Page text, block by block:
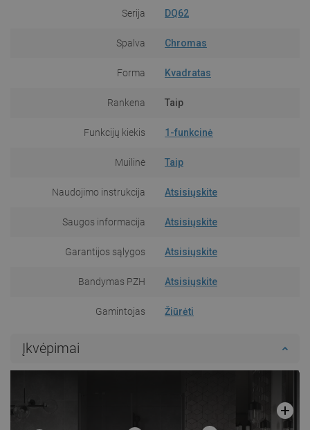
Serija DQ62
Spalva Chromas
Forma Kvadratas
Rankena Taip
Funkcijų kiekis 1-funkcinė
Muilinė Taip
Naudojimo instrukcija Atsisiųskite
Saugos informacija Atsisiųskite
Garantijos sąlygos Atsisiųskite
Bandymas PZH Atsisiųskite
Gamintojas Žiūrėti
Įkvėpimai